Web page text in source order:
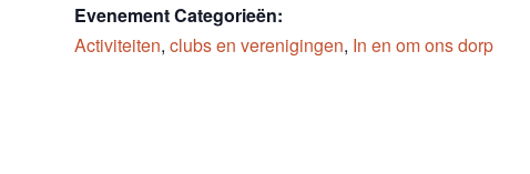
Evenement Categorieën:
Activiteiten, clubs en verenigingen, In en om ons dorp